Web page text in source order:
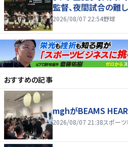
監督、夜間試合の難
2026/08/07 22:54野球
おすすめの記事
mghがBEAMS
2026/08/07 21:38スポー